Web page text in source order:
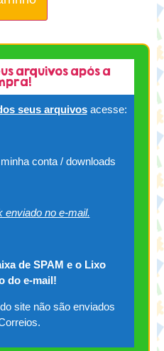
arquivos após a
seus arquivos acesse:
conta / downloads
enviado no e-mail.
de SPAM e o Lixo
do e-mail!
site não são enviados